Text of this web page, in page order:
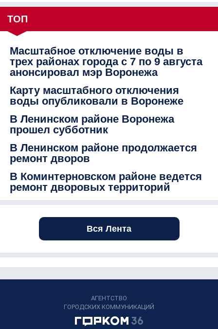
ТОП
Масштабное отключение воды в
трех районах города с 7 по 9 августа
анонсировал мэр Воронежа
Карту масштабного отключения
воды опубликовали в Воронеже
В Ленинском районе Воронежа
прошел субботник
В Ленинском районе продолжается
ремонт дворов
В Коминтерновском районе ведется
ремонт дворовых территорий
Вся Лента
АГЕНТСТВО
ГОРОДСКИХ КОММУНИКАЦИЙ